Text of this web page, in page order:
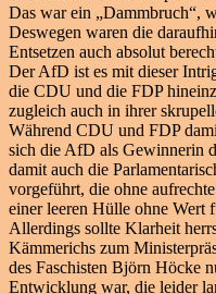
Das war ein „Dammbruch“,
Deswegen waren die
Entsetzen auch absolut
Der AfD ist es mit dieser
die CDU und die FDP
zugleich auch in ihrer
Während CDU und FDP
sich die AfD als Gewinnerin
damit auch die
vorgeführt, die ohne
einer leeren Hülle ohne Wert
Allerdings sollte Klarheit
Kämmerichs zum
des Faschisten Björn Höcke
Entwicklung war, die leider